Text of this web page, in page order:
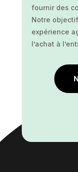
fournir des
Notre
expérience
l’achat à